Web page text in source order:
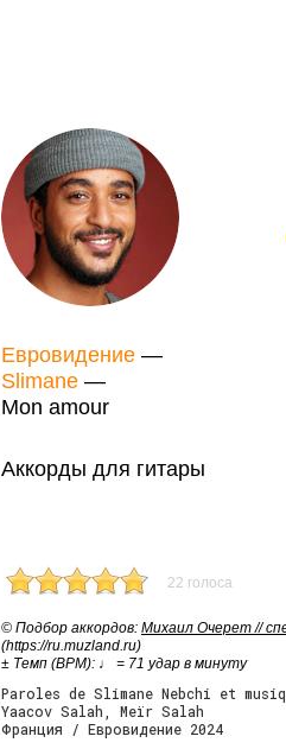
Евровидение —
Slimane —
Mon amour
Аккорды для гитары
22 голоса
© Подбор аккордов: Михаил Очерет //
(https://ru.muzland.ru)
± Темп (BPM): ♩ = 71 удар в минуту
Paroles de Slimane Nebchi et
Yaacov Salah, Meïr Salah
Франция / Евровидение 2024